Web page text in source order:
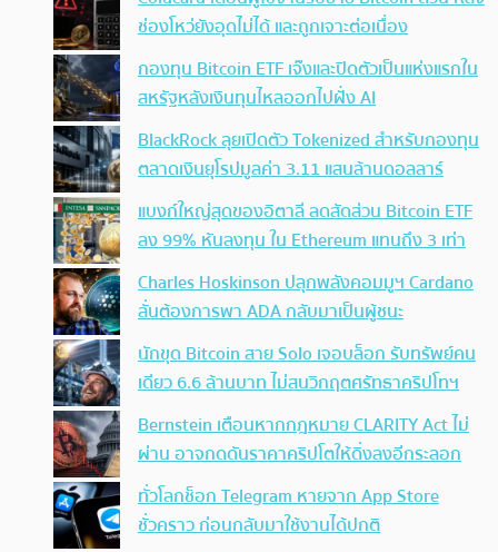
ช่องโหว่ยังอุดไม่ได้ และถูกเจาะต่อเนื่อง
กองทุน Bitcoin ETF เจ๊งและปิดตัวเป็นแห่งแรกใน
สหรัฐหลังเงินทุนไหลออกไปฝั่ง AI
BlackRock ลุยเปิดตัว Tokenized สำหรับกองทุน
ตลาดเงินยุโรปมูลค่า 3.11 แสนล้านดอลลาร์
แบงก์ใหญ่สุดของอิตาลี ลดสัดส่วน Bitcoin ETF
ลง 99% หันลงทุน ใน Ethereum แทนถึง 3 เท่า
Charles Hoskinson ปลุกพลังคอมมูฯ Cardano
ลั่นต้องการพา ADA กลับมาเป็นผู้ชนะ
นักขุด Bitcoin สาย Solo เจอบล็อก รับทรัพย์คน
เดียว 6.6 ล้านบาท ไม่สนวิกฤตศรัทธาคริปโทฯ
Bernstein เตือนหากกฎหมาย CLARITY Act ไม่
ผ่าน อาจกดดันราคาคริปโตให้ดิ่งลงอีกระลอก
ทั่วโลกช็อก Telegram หายจาก App Store
ชั่วคราว ก่อนกลับมาใช้งานได้ปกติ